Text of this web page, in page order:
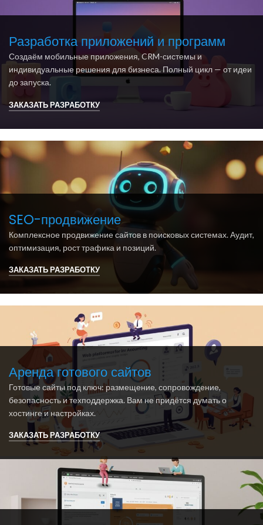
Разработка приложений и программ
Создаём мобильные приложения, CRM-системы и
индивидуальные решения для бизнеса. Полный цикл — от идеи
до запуска.
ЗАКАЗАТЬ РАЗРАБОТКУ
SEO-продвижение
Комплексное продвижение сайтов в поисковых системах. Аудит,
оптимизация, рост трафика и позиций.
ЗАКАЗАТЬ РАЗРАБОТКУ
Аренда готового сайтов
Готовые сайты под ключ: размещение, сопровождение,
безопасность и техподдержка. Вам не придётся думать о
хостинге и настройках.
ЗАКАЗАТЬ РАЗРАБОТКУ